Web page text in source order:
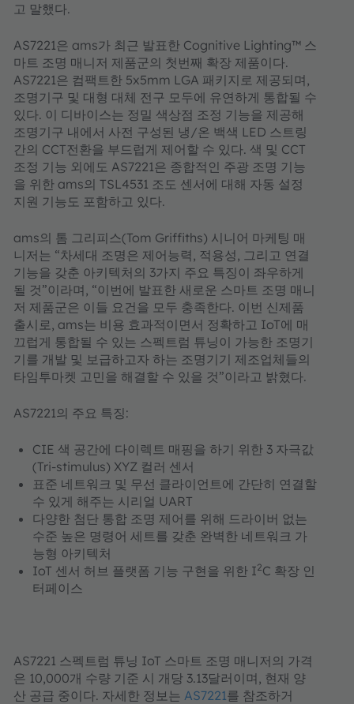
고 말했다.
AS7221은 ams가 최근 발표한 Cognitive Lighting™ 스
마트 조명 매니저 제품군의 첫번째 확장 제품이다.
AS7221은 컴팩트한 5x5mm LGA 패키지로 제공되며,
조명기구 및 대형 대체 전구 모두에 유연하게 통합될 수
있다. 이 디바이스는 정밀 색상점 조정 기능을 제공해
조명기구 내에서 사전 구성된 냉/온 백색 LED 스트링
간의 CCT전환을 부드럽게 제어할 수 있다. 색 및 CCT
조정 기능 외에도 AS7221은 종합적인 주광 조명 기능
을 위한 ams의 TSL4531 조도 센서에 대해 자동 설정
지원 기능도 포함하고 있다.
ams의 톰 그리피스(Tom Griffiths) 시니어 마케팅 매
니저는 “차세대 조명은 제어능력, 적용성, 그리고 연결
기능을 갖춘 아키텍처의 3가지 주요 특징이 좌우하게
될 것”이라며, “이번에 발표한 새로운 스마트 조명 매니
저 제품군은 이들 요건을 모두 충족한다. 이번 신제품
출시로, ams는 비용 효과적이면서 정확하고 IoT에 매
끄럽게 통합될 수 있는 스펙트럼 튜닝이 가능한 조명기
기를 개발 및 보급하고자 하는 조명기기 제조업체들의
타임투마켓 고민을 해결할 수 있을 것”이라고 밝혔다.
AS7221의 주요 특징:
CIE 색 공간에 다이렉트 매핑을 하기 위한 3 자극값
(Tri-stimulus) XYZ 컬러 센서
표준 네트워크 및 무선 클라이언트에 간단히 연결할
수 있게 해주는 시리얼 UART
다양한 첨단 통합 조명 제어를 위해 드라이버 없는
수준 높은 명령어 세트를 갖춘 완벽한 네트워크 가
능형 아키텍처
IoT 센서 허브 플랫폼 기능 구현을 위한 I2C 확장 인
터페이스
AS7221 스펙트럼 튜닝 IoT 스마트 조명 매니저의 가격
은 10,000개 수량 기준 시 개당 3.13달러이며, 현재 양
산 공급 중이다. 자세한 정보는 AS7221를 참조하거